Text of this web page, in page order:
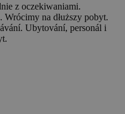
z oczekiwaniami.
Wrócimy na dłuższy pobyt.
Ubytování, personál i